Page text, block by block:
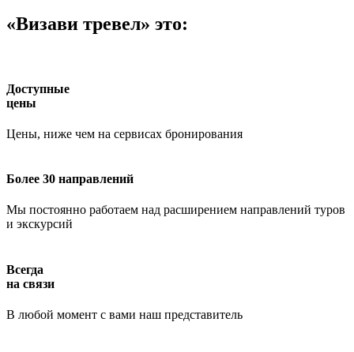
«Визави тревел» это:
Доступные
цены
Цены, ниже чем на сервисах бронирования
Более 30 направлений
Мы постоянно работаем над расширением направлений туров
и экскурсий
Всегда
на связи
В любой момент с вами наш представитель